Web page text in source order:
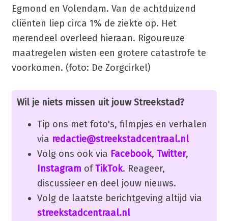
Egmond en Volendam. Van de achtduizend
cliënten liep circa 1% de ziekte op. Het
merendeel overleed hieraan. Rigoureuze
maatregelen wisten een grotere catastrofe te
voorkomen. (foto: De Zorgcirkel)
Wil je niets missen uit jouw Streekstad?
Tip ons met foto's, filmpjes en verhalen
via redactie@streekstadcentraal.nl
Volg ons ook via Facebook, Twitter,
Instagram ofTikTok. Reageer,
discussieer en deel jouw nieuws.
Volg de laatste berichtgeving altijd via
streekstadcentraal.nl